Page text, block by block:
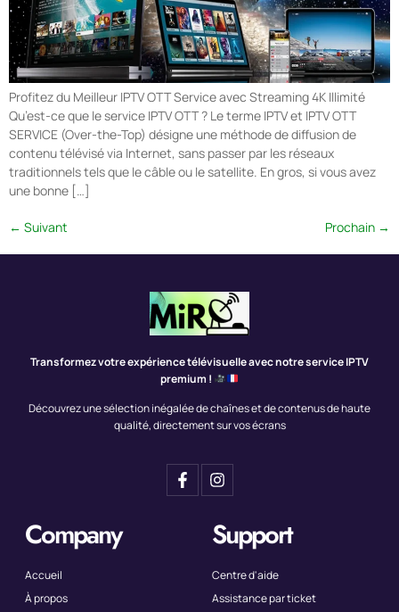
Profitez du Meilleur IPTV OTT Service avec Streaming 4K Illimité
Qu’est-ce que le service IPTV OTT ? Le terme IPTV et IPTV OTT
SERVICE (Over-the-Top) désigne une méthode de diffusion de
contenu télévisé via Internet, sans passer par les réseaux
traditionnels tels que le câble ou le satellite. En gros, si vous avez
une bonne […]
← Suivant Prochain →
Transformez votre expérience télévisuelle avec notre service IPTV
premium !
Découvrez une sélection inégalée de chaînes et de contenus de haute
qualité, directement sur vos écrans
Company
Accueil
À propos
Support
Centre d'aide
Assistance par ticket